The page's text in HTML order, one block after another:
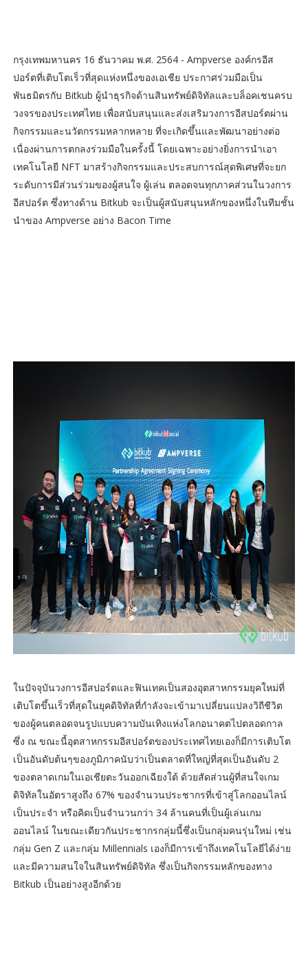
กรุงเทพมหานคร 16 ธันวาคม พ.ศ. 2564 - Ampverse องค์กรอีส
ปอร์ตที่เติบโตเร็วที่สุดแห่งหนึ่งของเอเชีย ประกาศร่วมมือเป็น
พันธมิตรกับ Bitkub ผู้นำธุรกิจด้านสินทรัพย์ดิจิทัลและบล็อคเชนครบ
วงจรของประเทศไทย เพื่อสนับสนุนและส่งเสริมวงการอีสปอร์ตผ่าน
กิจกรรมและนวัตกรรมหลากหลาย ที่จะเกิดขึ้นและพัฒนาอย่างต่อ
เนื่องผ่านการตกลงร่วมมือในครั้งนี้ โดยเฉพาะอย่างยิ่งการนำเอา
เทคโนโลยี NFT มาสร้างกิจกรรมและประสบการณ์สุดพิเศษที่จะยก
ระดับการมีส่วนร่วมของผู้สนใจ ผู้เล่น ตลอดจนทุกภาคส่วนในวงการ
อีสปอร์ต ซึ่งทางด้าน Bitkub จะเป็นผู้สนับสนุนหลักของหนึ่งในทีมชั้น
นำของ Ampverse อย่าง Bacon Time
ในปัจจุบันวงการอีสปอร์ตและฟินเทคเป็นสองอุตสาหกรรมยุคใหม่ที่
เติบโตขึ้นเร็วที่สุดในยุคดิจิทัลที่กำลังจะเข้ามาเปลี่ยนแปลงวิถีชีวิต
ของผู้คนตลอดจนรูปแบบความบันเทิงแห่งโลกอนาคตไปตลอดกาล
ซึ่ง ณ ขณะนี้อุตสาหกรรมอีสปอร์ตของประเทศไทยเองก็มีการเติบโต
เป็นอันดับต้นๆของภูมิภาคนับว่าเป็นตลาดที่ใหญ่ที่สุดเป็นอันดับ 2
ของตลาดเกมในเอเชียตะวันออกเฉียงใต้ ด้วยสัดส่วนผู้ที่สนใจเกม
ดิจิทัลในอัตราสูงถึง 67% ของจำนวนประชากรที่เข้าสู่โลกออนไลน์
เป็นประจำ หรือคิดเป็นจำนวนกว่า 34 ล้านคนที่เป็นผู้เล่นเกม
ออนไลน์ ในขณะเดียวกันประชากรกลุ่มนี้ซึ่งเป็นกลุ่มคนรุ่นใหม่ เช่น
กลุ่ม Gen Z และกลุ่ม Millennials เองก็มีการเข้าถึงเทคโนโลยีได้ง่าย
และมีความสนใจในสินทรัพย์ดิจิทัล ซึ่งเป็นกิจกรรมหลักของทาง
Bitkub เป็นอย่างสูงอีกด้วย